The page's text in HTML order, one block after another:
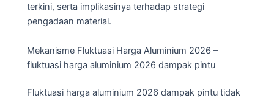
terkini, serta implikasinya terhadap strategi
pengadaan material.
Mekanisme Fluktuasi Harga Aluminium 2026 –
fluktuasi harga aluminium 2026 dampak pintu
Fluktuasi harga aluminium 2026 dampak pintu tidak